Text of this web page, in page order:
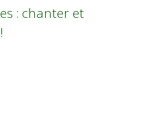
: chanter et